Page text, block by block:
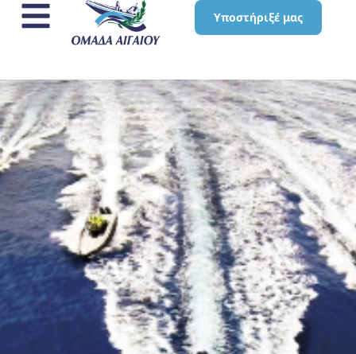
Υποστήριξέ μας